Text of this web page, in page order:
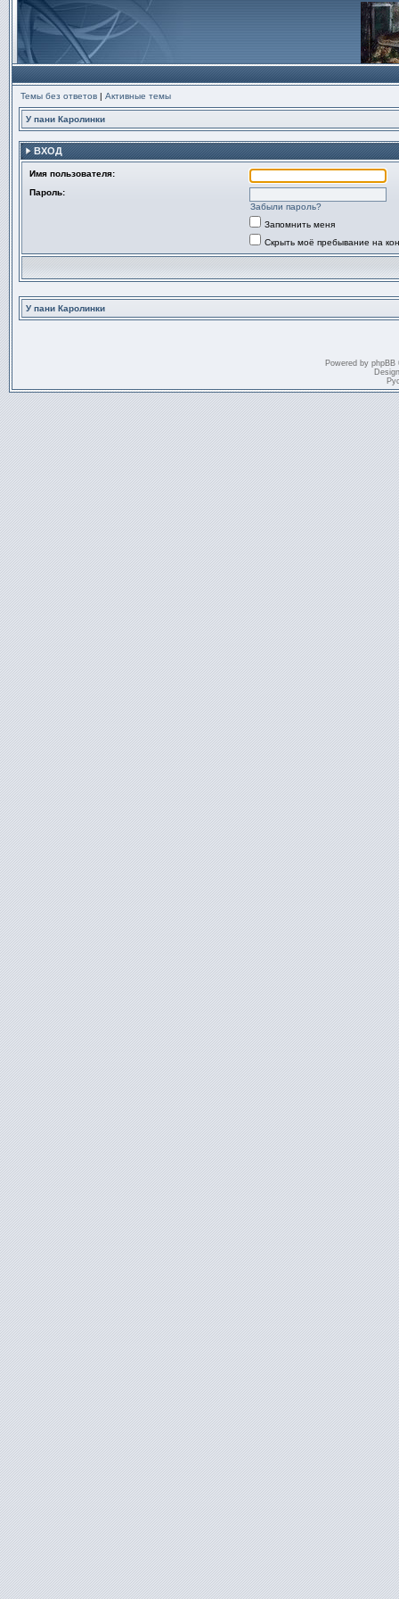
Темы без ответов | Активные темы
У пани Каролинки
ВХОД
Имя пользователя:
Пароль:
Забыли пароль?
Запомнить меня
Скрыть моё пребывание на
У пани Каролинки
Powered by phpBB